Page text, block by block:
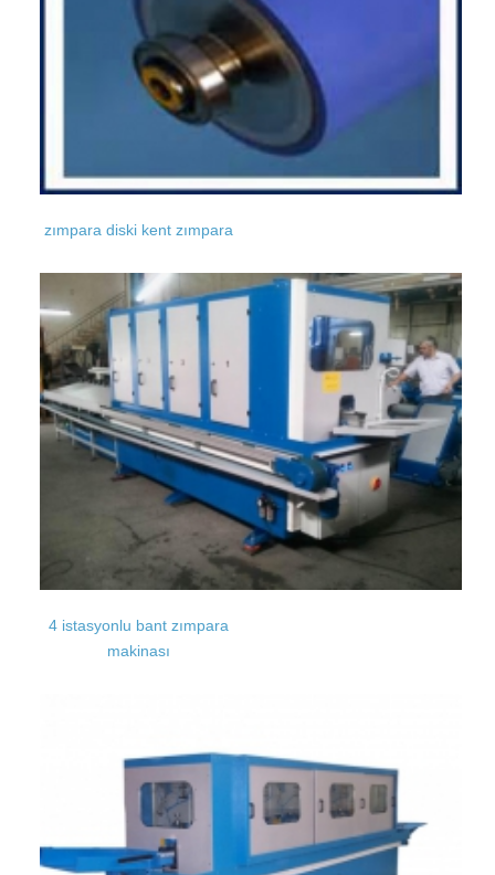
zımpara diski kent zımpara
4 istasyonlu bant zımpara
makinası